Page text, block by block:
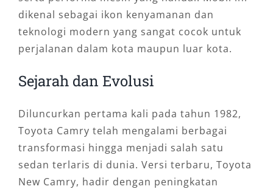
dikenal sebagai ikon kenyamanan dan
teknologi modern yang sangat cocok untuk
perjalanan dalam kota maupun luar kota.
Sejarah dan Evolusi
Diluncurkan pertama kali pada tahun 1982,
Toyota Camry telah mengalami berbagai
transformasi hingga menjadi salah satu
sedan terlaris di dunia. Versi terbaru, Toyota
New Camry, hadir dengan peningkatan